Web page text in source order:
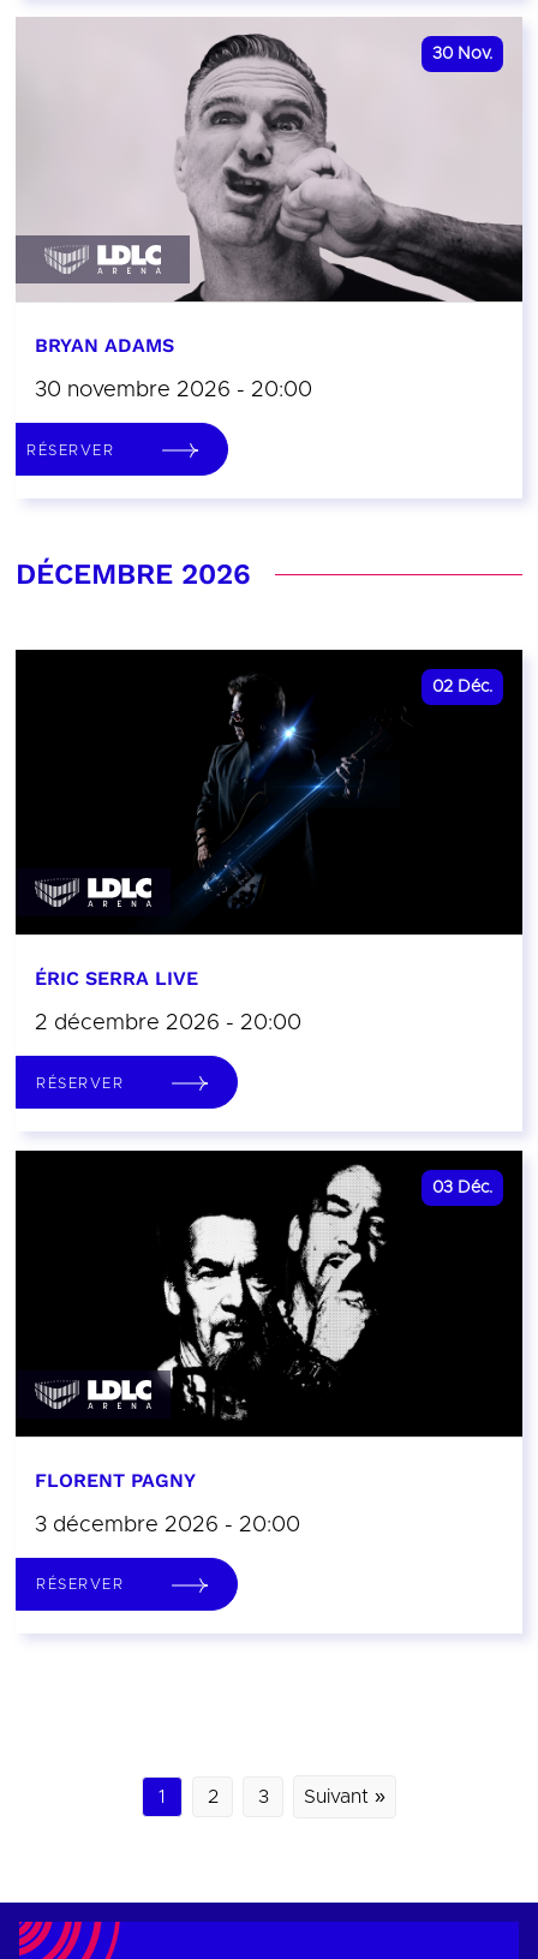
30 Nov.
BRYAN ADAMS
30 novembre 2026 - 20:00
RÉSERVER
DÉCEMBRE 2026
02 Déc.
ÉRIC SERRA LIVE
2 décembre 2026 - 20:00
RÉSERVER
03 Déc.
FLORENT PAGNY
3 décembre 2026 - 20:00
RÉSERVER
1 2 3 Suivant »